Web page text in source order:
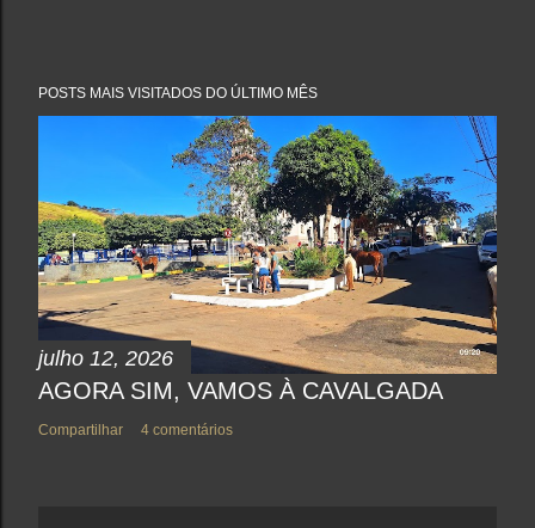
POSTS MAIS VISITADOS DO ÚLTIMO MÊS
julho 12, 2026
AGORA SIM, VAMOS À CAVALGADA
Compartilhar 4 comentários